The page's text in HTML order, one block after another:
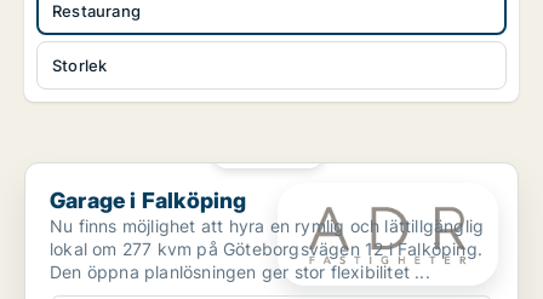
Restaurang
Storlek
Garage i Falköping
Garage i Falköping
Nu finns möjlighet att hyra en rymlig och lättillgänglig
lokal om 277 kvm på Göteborgsvägen 12 i Falköping.
Den öppna planlösningen ger stor flexibilitet ...